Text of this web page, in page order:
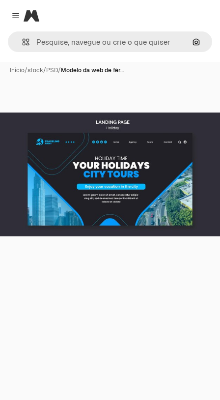
Close menu
Magnific
Início/stock/PSD/Modelo da web de fér…